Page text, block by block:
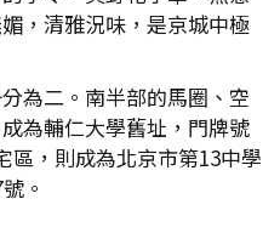
，清雅況味，是京城中極
為二。南半部的馬圈、空
為輔仁大學舊址，門牌號
區，則成為北京市第13中學
。